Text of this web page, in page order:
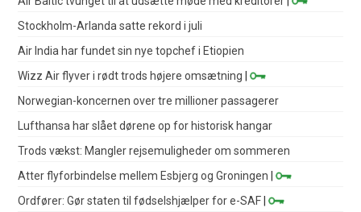
Stockholm-Arlanda satte rekord i juli
Air India har fundet sin nye topchef i Etiopien
Wizz Air flyver i rødt trods højere omsætning |
Norwegian-koncernen over tre millioner passagerer
Lufthansa har slået dørene op for historisk hangar
Trods vækst: Mangler rejsemuligheder om sommeren
Atter flyforbindelse mellem Esbjerg og Groningen |
Ordfører: Gør staten til fødselshjælper for e-SAF |